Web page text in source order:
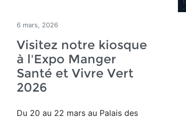
6 mars, 2026
Visitez notre kiosque
à l'Expo Manger
Santé et Vivre Vert
2026
Du 20 au 22 mars au Palais des